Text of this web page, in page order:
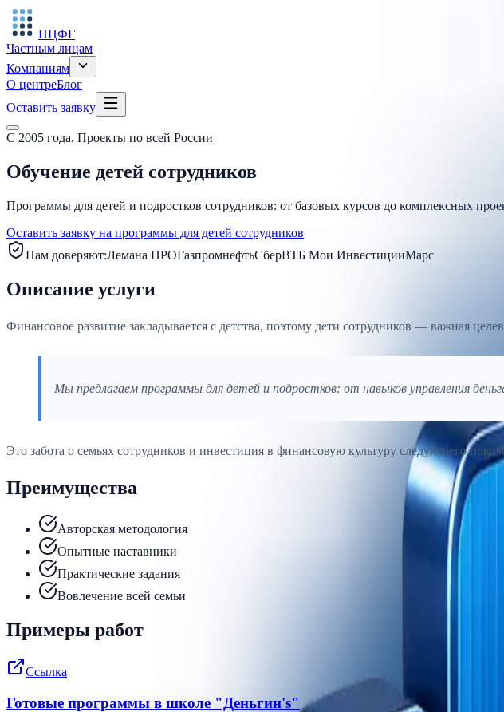
НЦФГ
Частным лицам
Компаниям
О центреБлог
Оставить заявку
С 2005 года. Проекты по всей России
Обучение детей сотрудников
Программы для детей и подростков сотрудников: от базовых курсов до комплексных
Оставить заявку на программы для детей сотрудников
Нам доверяют:Лемана ПРОГазпромнефтьСберВТБ Мои ИнвестицииМарс
Описание услуги
Финансовое развитие закладывается с детства, поэтому дети сотрудников — важная
Мы предлагаем программы для детей и подростков: от навыков управления
Это забота о семьях сотрудников и инвестиция в финансовую культуру следующего
Преимущества
Авторская методология
Опытные наставники
Практические задания
Вовлечение всей семьи
Примеры работ
Ссылка
Готовые программы в школе "Деньгин's"